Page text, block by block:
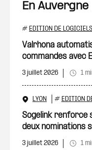
En
# EDITION DE LOGICIELS
Valrhona
commandes avec
3 juillet 2026 1
LYON # EDITION
Sogelink renforce
deux nominations
3 juillet 2026 1